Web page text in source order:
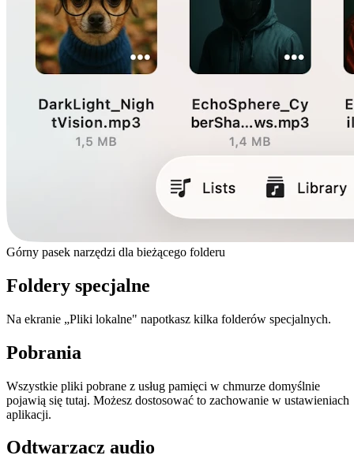
Górny pasek narzędzi dla bieżącego folderu
Foldery specjalne
Na ekranie „Pliki lokalne" napotkasz kilka folderów specjalnych.
Pobrania
Wszystkie pliki pobrane z usług pamięci w chmurze domyślnie
pojawią się tutaj. Możesz dostosować to zachowanie w ustawieniach
aplikacji.
Odtwarzacz audio